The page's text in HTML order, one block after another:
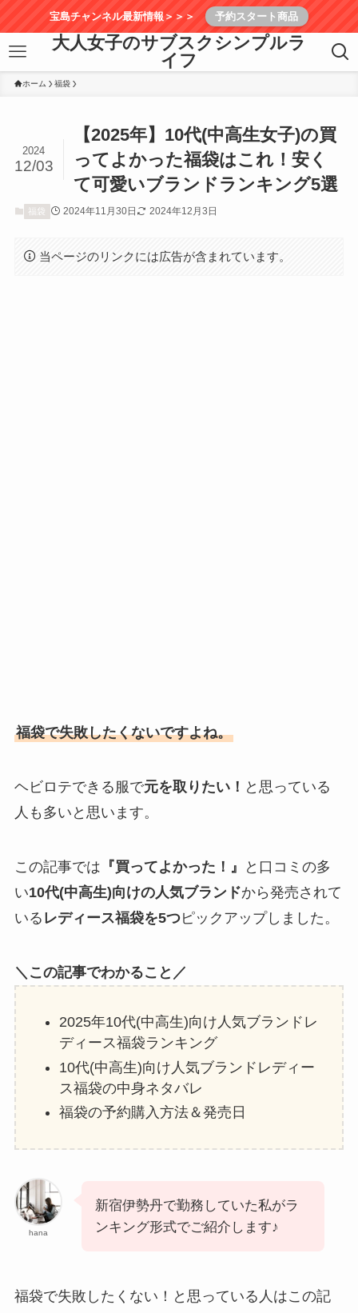
宝島チャンネル最新情報＞＞＞ 予約スタート商品
大人女子のサブスクシンプルラ
イフ
ホーム 福袋
【2025年】10代(中高生女子)の買
ってよかった福袋はこれ！安く
て可愛いブランドランキング5選
2024
12/03
福袋 2024年11月30日 2024年12月3日
当ページのリンクには広告が含まれています。
福袋で失敗したくないですよね。
ヘビロテできる服で元を取りたい！ と思っている
人も多いと思います。
この記事では 『買ってよかった！』
と口コミの多
い10代(中高生)向けの人気ブランドから発売されて
いる レディース福袋を5つピックアップしました。
＼この記事でわかること／
2025年10代(中高生)向け人気ブランドレ
ディース福袋ランキング
10代(中高生)向け人気ブランドレディー
ス福袋の中身ネタバレ
福袋の予約購入方法＆発売日
hana
新宿伊勢丹で勤務していた私がラ
ンキング形式でご紹介します♪
福袋で失敗したくない！と思っている人はこの記